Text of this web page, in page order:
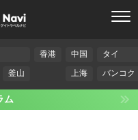
釜山
香港
中国
上海
タイ
バンコク
ム